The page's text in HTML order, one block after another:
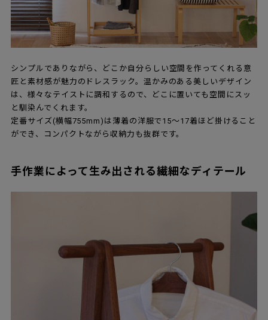
シンプルでありながら、どこか自分らしい空間を作ってくれる意
匠と素材感が魅力のドレスラック。温かみのある美しいデザイン
は、様々なテイストに調和するので、どこに置いても空間にスッ
と馴染んでくれます。
定番サイズ(横幅755mm)は薄着の洋服で15～17着ほど掛けること
ができ、コンパクトながら収納力も抜群です。
手作業によって生み出される繊細なディテール